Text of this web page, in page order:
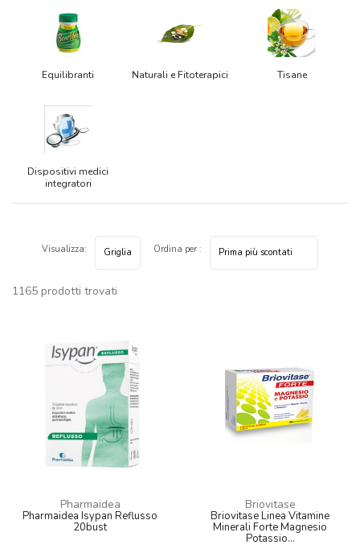
Equilibranti Naturali e Fitoterapici Tisane
Dispositivi medici
integratori
1165 prodotti trovati
Visualizza: Ordina per :
Pharmaidea
Pharmaidea Isypan Reflusso
20bust
Briovitase
Briovitase Linea Vitamine
Minerali Forte Magnesio
Potassio...